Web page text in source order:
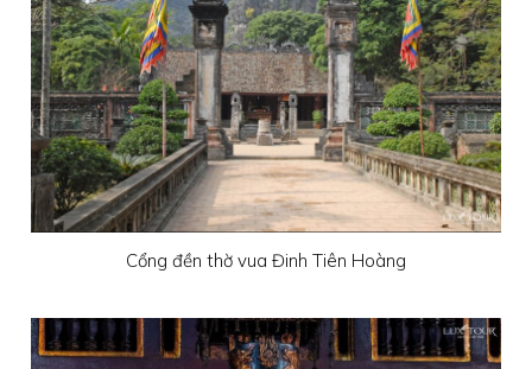
Cổng đền thờ vua Đinh Tiên Hoàng